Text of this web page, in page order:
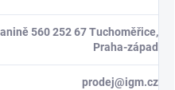
560 252 67 Tuchoměřice,
Praha-západ
prodej@igm.cz